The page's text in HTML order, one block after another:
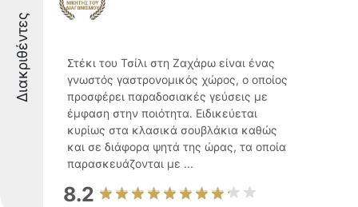
Διακριθέντες
Στέκι του Τσίλι στη Ζαχάρω είναι ένας
γνωστός γαστρονομικός χώρος, ο οποίος
προσφέρει παραδοσιακές γεύσεις με
έμφαση στην ποιότητα. Ειδικεύεται
κυρίως στα κλασικά σουβλάκια καθώς
και σε διάφορα ψητά της ώρας, τα οποία
παρασκευάζονται με ...
8.2